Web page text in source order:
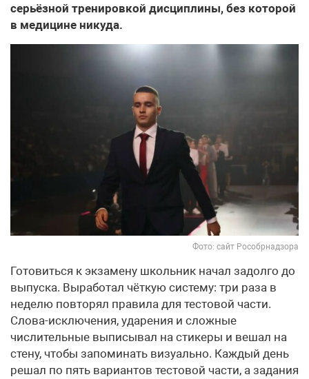
серьёзной тренировкой дисциплины, без которой
в медицине никуда.
Фото: сайт Рособрнадзора
Готовиться к экзамену школьник начал задолго до
выпуска. Выработал чёткую систему: три раза в
неделю повторял правила для тестовой части.
Слова-исключения, ударения и сложные
числительные выписывал на стикеры и вешал на
стену, чтобы запоминать визуально. Каждый день
решал по пять вариантов тестовой части, а задания